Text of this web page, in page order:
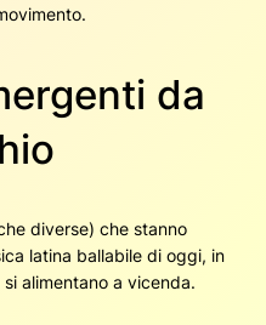
da
diverse) che stanno
latina ballabile di oggi, in
alimentano a vicenda.